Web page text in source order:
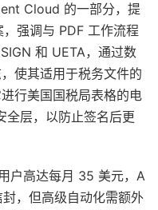
Cloud 的一部分，提
强调与 PDF 工作流程
和 UETA，通过数
使其适用于税务文件的
行美国国税局表格的电
层，以防止签名后更
户高达每月 35 美元，A
，但高级自动化需额外